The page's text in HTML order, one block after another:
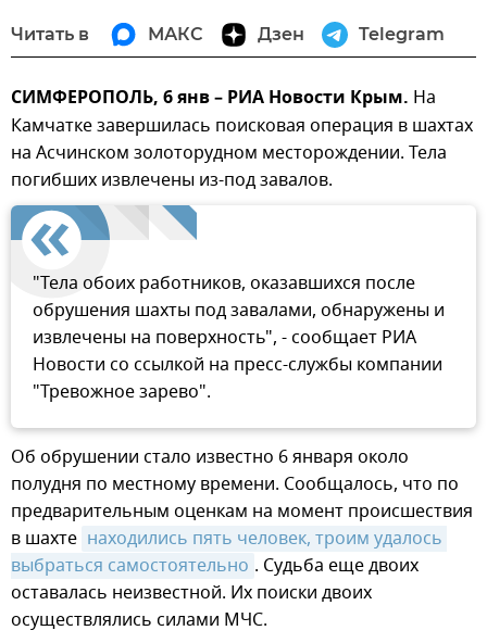
Читать в МАКС Дзен Telegram
СИМФЕРОПОЛЬ, 6 янв – РИА Новости Крым. На
Камчатке завершилась поисковая операция в шахтах
на Асчинском золоторудном месторождении. Тела
погибших извлечены из-под завалов.
"Тела обоих работников, оказавшихся после
обрушения шахты под завалами, обнаружены и
извлечены на поверхность", - сообщает РИА
Новости со ссылкой на пресс-службы компании
"Тревожное зарево".
Об обрушении стало известно 6 января около
полудня по местному времени. Сообщалось, что по
предварительным оценкам на момент происшествия
в шахте находились пять человек, троим удалось
выбраться самостоятельно . Судьба еще двоих
оставалась неизвестной. Их поиски двоих
осуществлялись силами МЧС.